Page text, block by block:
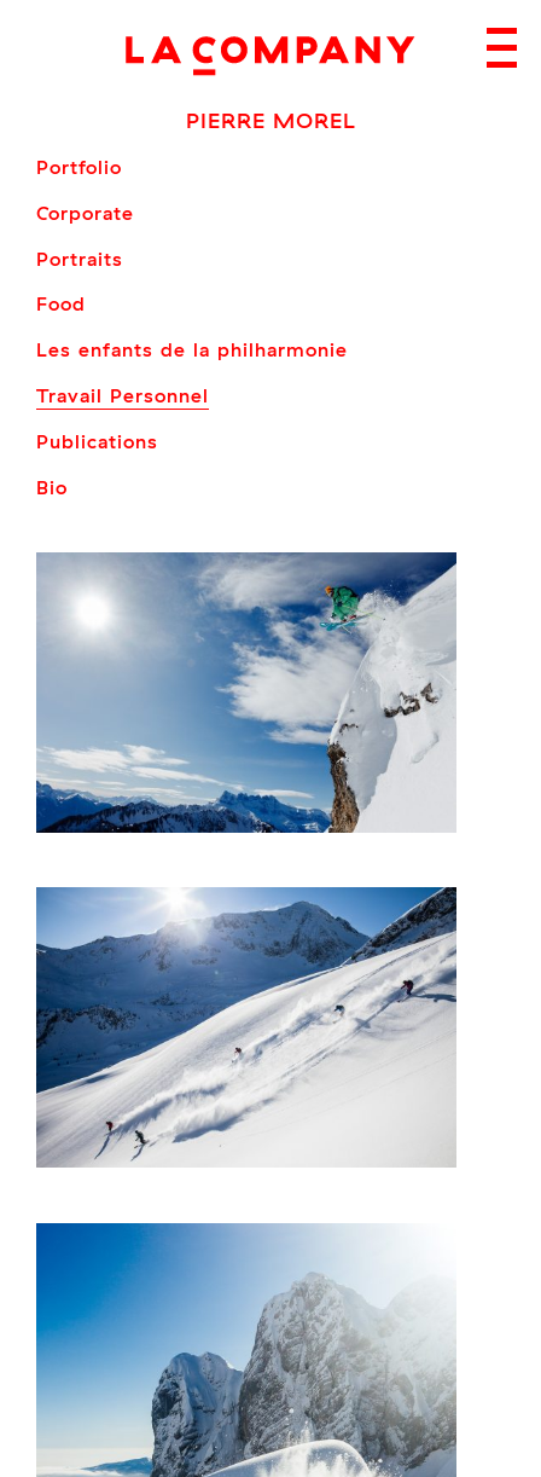
PIERRE MOREL
Portfolio
Corporate
Portraits
Food
Les enfants de la philharmonie
Travail Personnel
Publications
Bio